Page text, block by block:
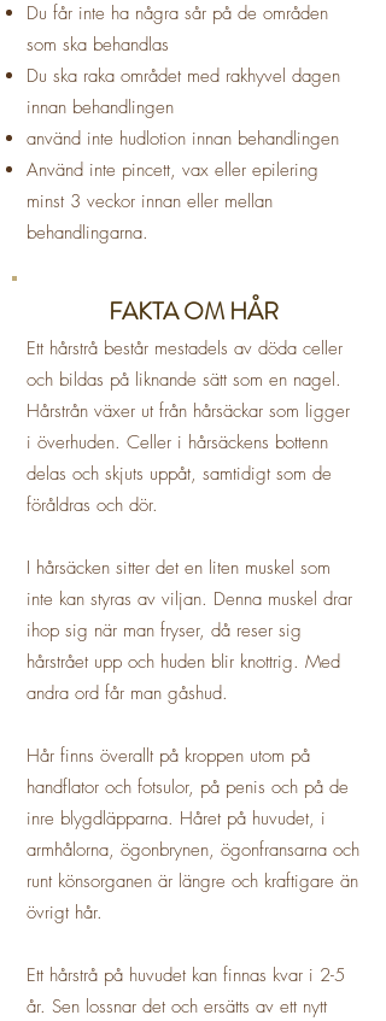
Du får inte ha några sår på de områden
som ska behandlas
Du ska raka området med rakhyvel dagen
innan behandlingen
använd inte hudlotion innan behandlingen
Använd inte pincett, vax eller epilering
minst 3 veckor innan eller mellan
behandlingarna.
FAKTA OM HÅR
Ett hårstrå består mestadels av döda celler
och bildas på liknande sätt som en nagel.
Hårstrån växer ut från hårsäckar som ligger
i överhuden. Celler i hårsäckens bottenn
delas och skjuts uppåt, samtidigt som de
föråldras och dör.
I hårsäcken sitter det en liten muskel som
inte kan styras av viljan. Denna muskel drar
ihop sig när man fryser, då reser sig
hårstrået upp och huden blir knottrig. Med
andra ord får man gåshud.
Hår finns överallt på kroppen utom på
handflator och fotsulor, på penis och på de
inre blygdläpparna. Håret på huvudet, i
armhålorna, ögonbrynen, ögonfransarna och
runt könsorganen är längre och kraftigare än
övrigt hår.
Ett hårstrå på huvudet kan finnas kvar i 2-5
år. Sen lossnar det och ersätts av ett nytt